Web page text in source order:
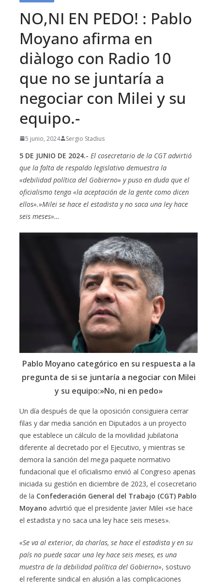
NO,NI EN PEDO! : Pablo
Moyano afirma en
diàlogo con Radio 10
que no se juntaría a
negociar con Milei y su
equipo.-
5 junio, 2024 Sergio Stadius
5 DE JUNIO DE 2024.- El cosecretario de la CGT advirtió
que la falta de respaldo legislativo demuestra la
«debilidad política del Gobierno» y puso en duda que el
oficialismo tenga «la aceptación de la gente como dicen
ellos».»Milei se hace el estadista y no saca una ley hace
seis meses»…
Pablo Moyano categórico en su respuesta a la
pregunta de si se juntaría a negociar con Milei
y su equipo:»No, ni en pedo»
Un día después de que la oposición ​​consiguiera cerrar
filas y dar media sanción en Diputados a un proyecto
que establece un cálculo de la movilidad jubilatoria
diferente al decretado por el Ejecutivo, y mientras se
demora la sanción del mega paquete normativo
fundacional que el oficialismo envió al Congreso apenas
iniciada su gestión en diciembre de 2023, el cosecretario
de la Confederación General del Trabajo (CGT) Pablo
Moyano advirtió que el presidente Javier Milei «se hace
el estadista y no saca una ley hace seis meses».
«Se va al exterior, da charlas, se hace el estadista y en su
país no puede sacar una ley hace seis meses, es una
muestra de la debilidad política del Gobierno», sostuvo
el referente sindical en alusión a las complicaciones